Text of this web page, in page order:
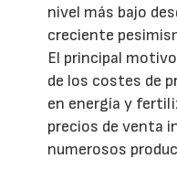
nivel más bajo
creciente
El principal
de los costes de
en energía y
precios de venta
numerosos